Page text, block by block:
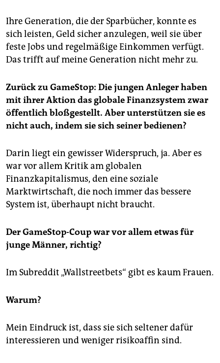
Ihre Generation, die der Sparbücher, konnte es
sich leisten, Geld sicher anzulegen, weil sie über
feste Jobs und regelmäßige Einkommen verfügt.
Das trifft auf meine Generation nicht mehr zu.
Zurück zu GameStop: Die jungen Anleger haben
mit ihrer Aktion das globale Finanzsystem zwar
öffentlich bloßgestellt. Aber unterstützen sie es
nicht auch, indem sie sich seiner bedienen?
Darin liegt ein gewisser Widerspruch, ja. Aber es
war vor allem Kritik am globalen
Finanzkapitalismus, den eine soziale
Marktwirtschaft, die noch immer das bessere
System ist, überhaupt nicht braucht.
Der GameStop-Coup war vor allem etwas für
junge Männer, richtig?
Im Subreddit „Wallstreetbets“ gibt es kaum Frauen.
Warum?
Mein Eindruck ist, dass sie sich seltener dafür
interessieren und weniger risikoaffin sind.